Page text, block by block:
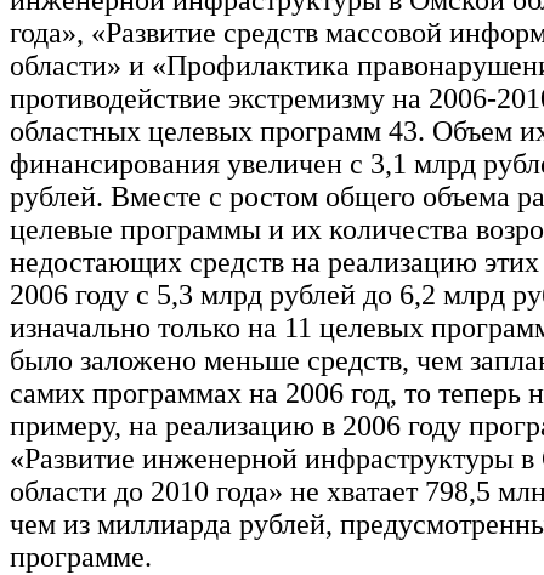
года», «Развитие средств массовой
области» и «Профилактика
противодействие экстремизму на 2006-
областных целевых программ 43. Объем
финансирования увеличен с 3,1 млрд
рублей. Вместе с ростом общего объема
целевые программы и их количества
недостающих средств на реализацию
2006 году с 5,3 млрд рублей до 6,2 млрд
изначально только на 11 целевых
было заложено меньше средств, чем
самих программах на 2006 год, то теперь
примеру, на реализацию в 2006 году
«Развитие инженерной инфраструктуры
области до 2010 года» не хватает 798,5
чем из миллиарда рублей,
программе.